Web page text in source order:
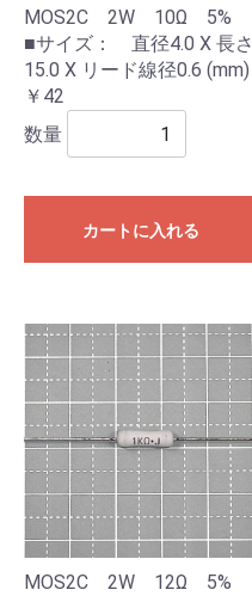
MOS2C 2W 10Ω 5%
■サイズ： 直径4.0 X 長さ
15.0 X リード線径0.6 (mm)
￥42
数量
カートに入れる
MOS2C 2W 12Ω 5%